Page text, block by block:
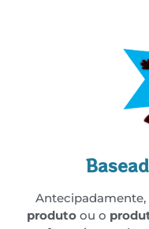
Antecipadamente,
produto ou o